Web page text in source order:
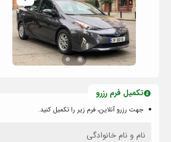
تکمیل فرم رزرو
جهت رزرو آنلاین، فرم زیر را تکمیل کنید.
نام و نام خانوادگی